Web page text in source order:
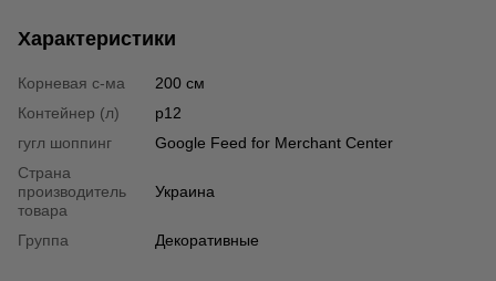
Характеристики
Корневая с-ма
200 см
Контейнер (л)
p12
гугл шоппинг
Google Feed for Merchant Center
Страна
производитель
товара
Украина
Группа Декоративные